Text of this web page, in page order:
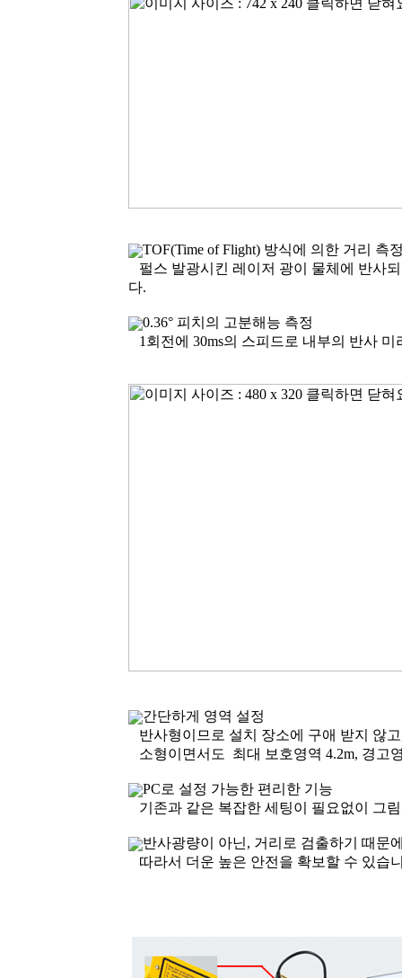
TOF(Time of Flight) 방식에 의한 거리 측
펄스 발광시킨 레이저 광이 물체에 반사
다.
0.36° 피치의 고분해능 측정
1회전에 30ms의 스피드로 내부의 반사
간단하게 영역 설정
반사형이므로 설치 장소에 구애 받지 않
소형이면서도 최대 보호영역 4.2m, 경고
PC로 설정 가능한 편리한 기능
기존과 같은 복잡한 세팅이 필요없이 그
반사광량이 아닌, 거리로 검출하기 때문
따라서 더운 높은 안전을 확보할 수 있습